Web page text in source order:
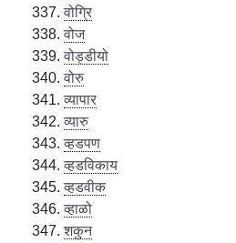
वोग्रि
वोज
वोड्डीयो
वोरु
व्यापार
व्यारु
व्हडपण
व्हडविकाय
व्हडवीक
व्हाळो
शकुन